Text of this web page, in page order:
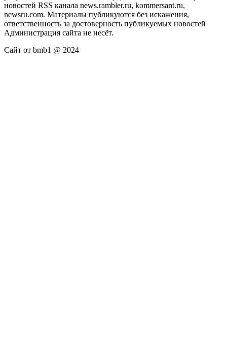
новостей RSS канала news.rambler.ru, kommersant.ru,
newsru.com. Материалы публикуются без искажения,
ответственность за достоверность публикуемых новостей
Администрация сайта не несёт.
Сайт от bmb1 @ 2024